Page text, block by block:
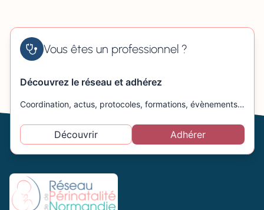
Vous êtes un professionnel ?
Découvrez le réseau et adhérez
Coordination, actus, protocoles, formations, évènements…
Découvrir Adhérer